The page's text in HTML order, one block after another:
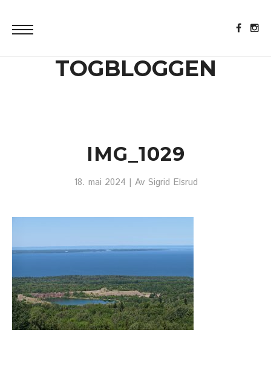
TOGBLOGGEN
IMG_1029
18. mai 2024 | Av Sigrid Elsrud